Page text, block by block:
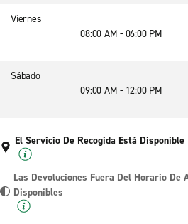
Viernes
08:00 AM - 06:00 PM
Sábado
09:00 AM - 12:00 PM
El Servicio De Recogida Está Disponible
Las Devoluciones Fuera Del Horario De
Disponibles